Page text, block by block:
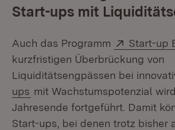
Start-ups mit
Auch das Programm Extern:
Start-up
kurzfristigen Überbrückung von
Liquiditätsengpässen bei
ups (Öffnet in neuem Fenster)
mit Wachstumspotenzial
Jahresende fortgeführt. Damit
Start-ups, bei denen trotz bisher